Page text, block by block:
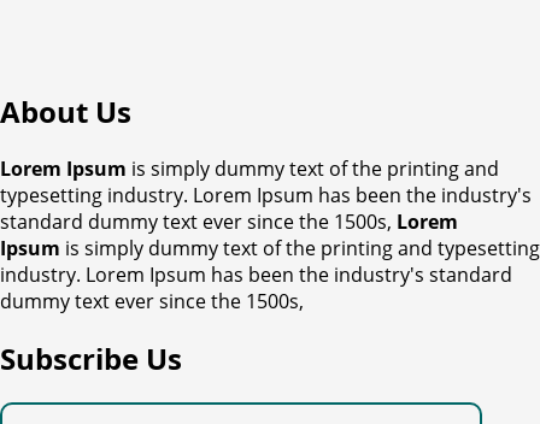
About Us
Lorem Ipsum is simply dummy text of the printing and
typesetting industry. Lorem Ipsum has been the industry's
standard dummy text ever since the 1500s, Lorem
Ipsum is simply dummy text of the printing and typesetting
industry. Lorem Ipsum has been the industry's standard
dummy text ever since the 1500s,
Subscribe Us